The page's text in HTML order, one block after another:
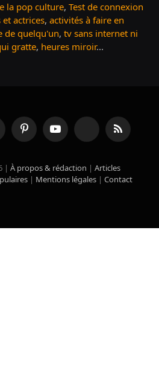
la pop culture, Test de connexion
et actrices, activités à faire en
de quelqu'un, tv sans internet ni
gratte, heures miroir...
PinterestYouTube TikTok RSS
| À propos & rédaction | Articles
| Mentions légales | Contact